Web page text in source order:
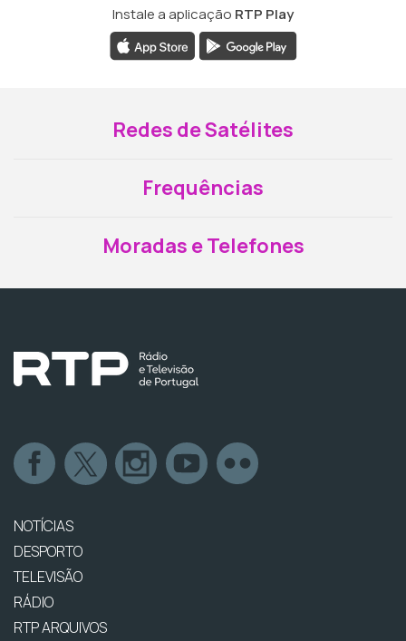
Instale a aplicação RTP Play
Redes de Satélites
Frequências
Moradas e Telefones
NOTÍCIAS
DESPORTO
TELEVISÃO
RÁDIO
RTP ARQUIVOS